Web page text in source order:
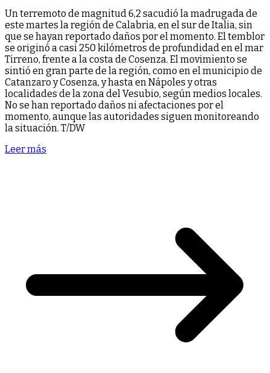
Un terremoto de magnitud 6,2 sacudió la madrugada de
este martes la región de Calabria, en el sur de Italia, sin
que se hayan reportado daños por el momento. El temblor
se originó a casi 250 kilómetros de profundidad en el mar
Tirreno, frente a la costa de Cosenza. El movimiento se
sintió en gran parte de la región, como en el municipio de
Catanzaro y Cosenza, y hasta en Nápoles y otras
localidades de la zona del Vesubio, según medios locales.
No se han reportado daños ni afectaciones por el
momento, aunque las autoridades siguen monitoreando
la situación. T/DW
Leer más